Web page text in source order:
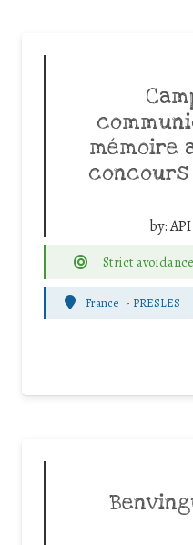
mémoire
concours
by:
Strict
France - PRESLES